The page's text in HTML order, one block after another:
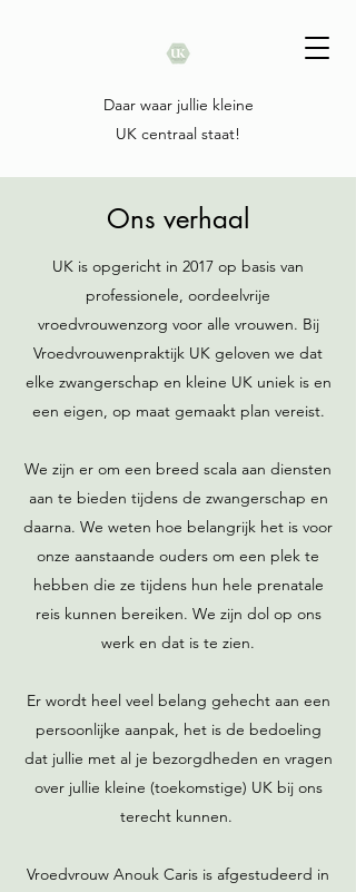
Daar waar jullie kleine
UK centraal staat!
Ons verhaal
UK is opgericht in 2017 op basis van
professionele, oordeelvrije
vroedvrouwenzorg voor alle vrouwen. Bij
Vroedvrouwenpraktijk UK geloven we dat
elke zwangerschap en kleine UK uniek is en
een eigen, op maat gemaakt plan vereist.
We zijn er om een breed scala aan diensten
aan te bieden tijdens de zwangerschap en
daarna. We weten hoe belangrijk het is voor
onze aanstaande ouders om een plek te
hebben die ze tijdens hun hele prenatale
reis kunnen bereiken. We zijn dol op ons
werk en dat is te zien.
Er wordt heel veel belang gehecht aan een
persoonlijke aanpak, het is de bedoeling
dat jullie met al je bezorgdheden en vragen
over jullie kleine (toekomstige) UK bij ons
terecht kunnen.
Vroedvrouw Anouk Caris is afgestudeerd in